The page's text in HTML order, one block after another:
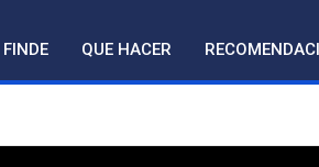
QUE HACER